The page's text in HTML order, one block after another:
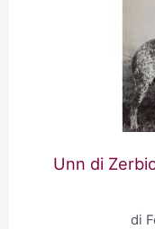
Unn di
di